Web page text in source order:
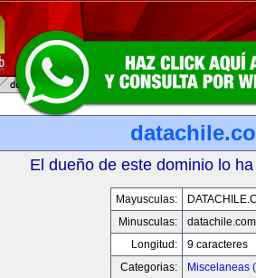
El dueño de este dominio lo
Mayusculas:
Minusculas:
datachile.com
Longitud:
9 caracteres
Categorias:
Miscelaneas